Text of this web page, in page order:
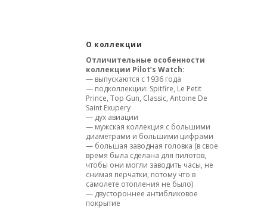
О коллекции
Отличительные особенности
коллекции Pilot’s Watch:
— выпускаются с 1936 года
— подколлекции: Spitfire, Le Petit
Prince, Top Gun, Classic, Antoine De
Saint Exupery
— дух авиации
— мужская коллекция с большими
диаметрами и большими цифрами
— большая заводная головка (в свое
время была сделана для пилотов,
чтобы они могли заводить часы, не
снимая перчатки, потому что в
самолете отопления не было)
— двустороннее антибликовое
покрытие